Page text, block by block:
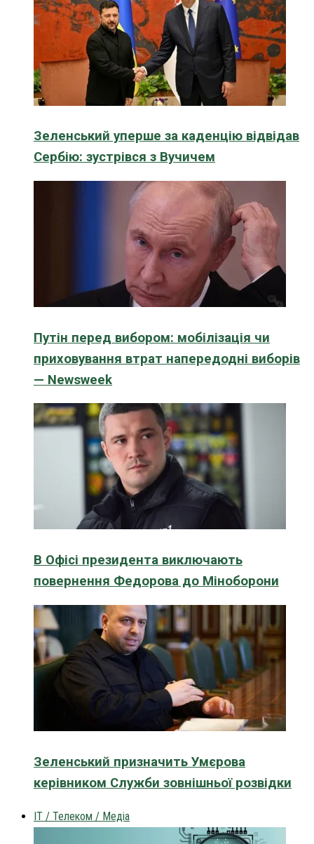
Зеленський уперше за каденцію відвідав
Сербію: зустрівся з Вучичем
Путін перед вибором: мобілізація чи
приховування втрат напередодні виборів
— Newsweek
В Офісі президента виключають
повернення Федорова до Міноборони
Зеленський призначить Умєрова
керівником Служби зовнішньої розвідки
IT / Телеком / Медіа